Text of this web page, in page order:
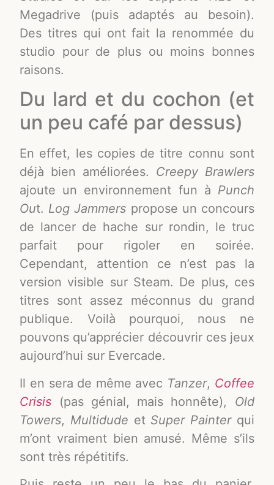
Megadrive (puis adaptés au besoin).
Des titres qui ont fait la renommée du
studio pour de plus ou moins bonnes
raisons.
Du lard et du cochon (et
un peu café par dessus)
En effet, les copies de titre connu sont
déjà bien améliorées. Creepy Brawlers
ajoute un environnement fun à Punch
Out. Log Jammers propose un concours
de lancer de hache sur rondin, le truc
parfait pour rigoler en soirée.
Cependant, attention ce n’est pas la
version visible sur Steam. De plus, ces
titres sont assez méconnus du grand
publique. Voilà pourquoi, nous ne
pouvons qu’apprécier découvrir ces jeux
aujourd’hui sur Evercade.
Il en sera de même avec Tanzer, Coffee
Crisis (pas génial, mais honnête),
Old
Towers, Multidude et Super Painterqui
m’ont vraiment bien amusé. Même s’ils
sont très répétitifs.